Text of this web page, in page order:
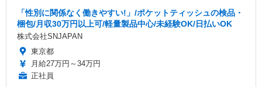
「性別に関係なく働きやすい!」/ポケットティッシュの検品・
梱包/月収30万円以上可/軽量製品中心/未経験OK/日払いOK
株式会社SNJAPAN
東京都
月給27万円～34万円
正社員